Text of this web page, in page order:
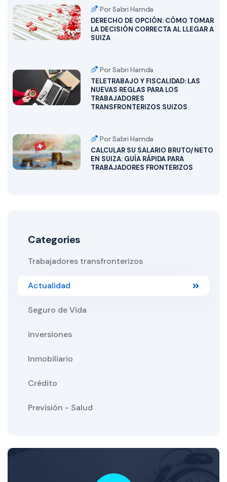
Por Sabri Hamda
DERECHO DE OPCIÓN: CÓMO TOMAR
LA DECISIÓN CORRECTA AL LLEGAR A
SUIZA
Por Sabri Hamda
TELETRABAJO Y FISCALIDAD: LAS
NUEVAS REGLAS PARA LOS
TRABAJADORES
TRANSFRONTERIZOS SUIZOS
Por Sabri Hamda
CALCULAR SU SALARIO BRUTO/NETO
EN SUIZA: GUÍA RÁPIDA PARA
TRABAJADORES FRONTERIZOS
Categories
Trabajadores transfronterizos
Actualidad
Seguro de Vida
inversiones
Inmobiliario
Crédito
Previsión - Salud